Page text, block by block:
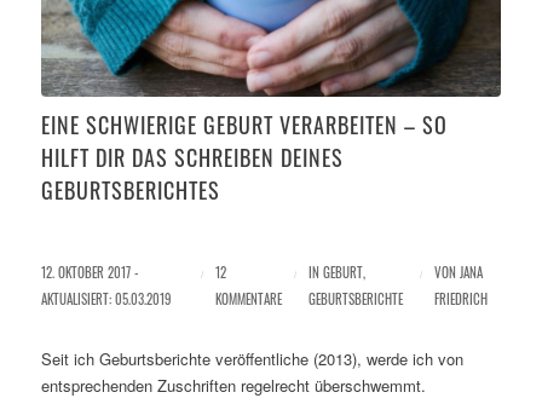
EINE SCHWIERIGE GEBURT VERARBEITEN – SO
HILFT DIR DAS SCHREIBEN DEINES
GEBURTSBERICHTES
12. OKTOBER 2017 -
AKTUALISIERT: 05.03.2019
/
12
KOMMENTARE
/ INGEBURT,
GEBURTSBERICHTE
/ VON JANA
FRIEDRICH
Seit ich Geburtsberichte veröffentliche (2013), werde ich von
entsprechenden Zuschriften regelrecht überschwemmt.